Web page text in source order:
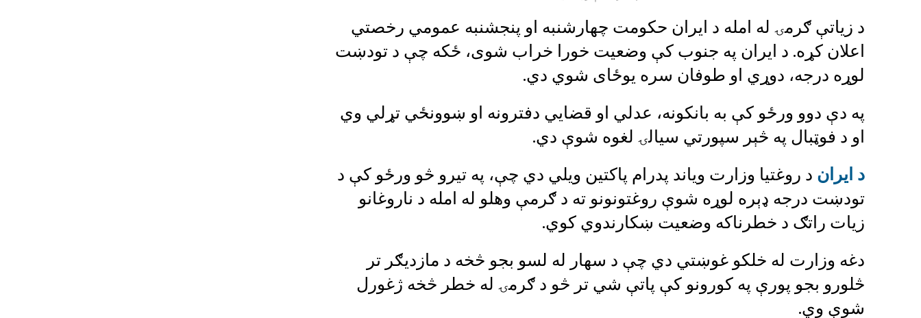
د زیاتې ګرمۍ له امله د ایران حکومت چهارشنبه او پنجشنبه عمومي رخصتي
اعلان کړه. د ایران په جنوب کې وضعیت خورا خراب شوی، ځکه چې د تودښت
لوړه درجه، دوړي او طوفان سره یوځای شوي دي.
په دې دوو ورځو کې به بانکونه، عدلي او قضايي دفترونه او ښوونځي تړلي وي
او د فوټبال په څېر سپورتي سیالۍ لغوه شوې دي.
د ایران د روغتیا وزارت ویاند پدرام پاکتین ویلي دي چې، په ​​تیرو څو ورځو کې د
تودښت درجه ډېره لوړه شوې روغتونونو ته د ګرمې وهلو له امله د ناروغانو
زیات راتګ د خطرناکه وضعیت ښکارندوي کوي.
دغه وزارت له خلکو غوښتي دي چې د سهار له لسو بجو څخه د مازدیګر تر
څلورو بجو پورې په کورونو کې پاتې شي تر څو د ګرمۍ له خطر څخه ژغورل
شوې وي.